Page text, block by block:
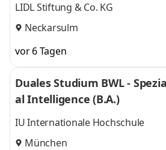
LIDL Stiftung & Co. KG
Neckarsulm
vor 6 Tagen
Duales Studium BWL -
al Intelligence (B.A.)
IU Internationale Hochschule
München